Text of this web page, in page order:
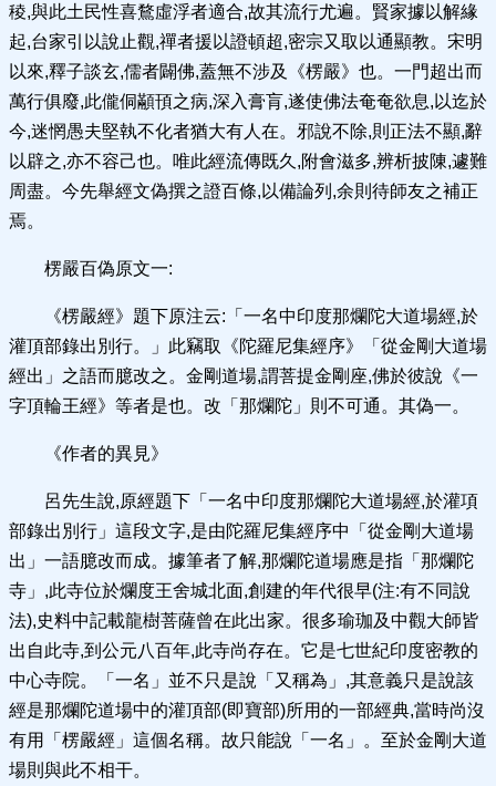
稜,與此土民性喜鶩虛浮者適合,故其流行尤遍。賢家據以解緣
起,台家引以說止觀,禪者援以證頓超,密宗又取以通顯教。宋明
以來,釋子談玄,儒者闢佛,蓋無不涉及《楞嚴》也。一門超出而
萬行俱廢,此儱侗顢頇之病,深入膏肓,遂使佛法奄奄欲息,以迄於
今,迷惘愚夫堅執不化者猶大有人在。邪說不除,則正法不顯,辭
以辟之,亦不容己也。唯此經流傳既久,附會滋多,辨析披陳,遽難
周盡。今先舉經文偽撰之證百條,以備論列,余則待師友之補正
焉。
楞嚴百偽原文一:
《楞嚴經》題下原注云:「一名中印度那爛陀大道場經,於
灌頂部錄出別行。」此竊取《陀羅尼集經序》「從金剛大道場
經出」之語而臆改之。金剛道場,謂菩提金剛座,佛於彼說《一
字頂輪王經》等者是也。改「那爛陀」則不可通。其偽一。
《作者的異見》
呂先生說,原經題下「一名中印度那爛陀大道場經,於灌項
部錄出別行」這段文字,是由陀羅尼集經序中「從金剛大道場
出」一語臆改而成。據筆者了解,那爛陀道場應是指「那爛陀
寺」,此寺位於爛度王舍城北面,創建的年代很早(注:有不同說
法),史料中記載龍樹菩薩曾在此出家。很多瑜珈及中觀大師皆
出自此寺,到公元八百年,此寺尚存在。它是七世紀印度密教的
中心寺院。「一名」並不只是說「又稱為」,其意義只是說該
經是那爛陀道場中的灌頂部(即寶部)所用的一部經典,當時尚沒
有用「楞嚴經」這個名稱。故只能說「一名」。至於金剛大道
場則與此不相干。